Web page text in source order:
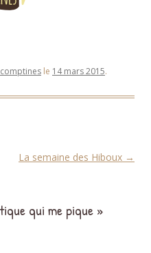
le 14 mars 2015.
La semaine des Hiboux →
qui me pique »